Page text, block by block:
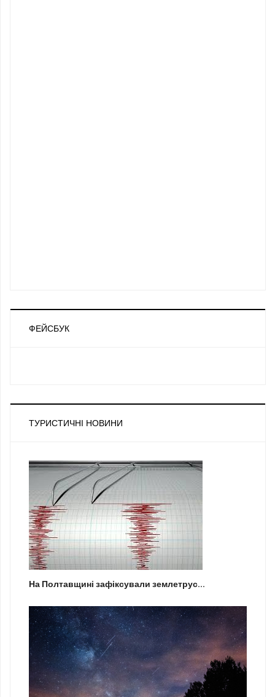
ФЕЙСБУК
ТУРИСТИЧНІ НОВИНИ
На Полтавщині зафіксували землетрус...